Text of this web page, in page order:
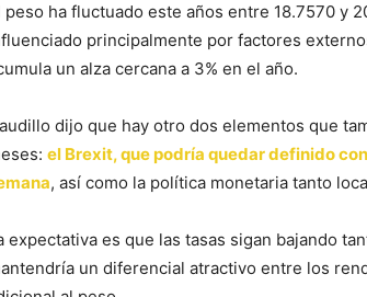
peso ha fluctuado este años entre 18.7570 y
principalmente por factores
un alza cercana a 3% en el año.
dijo que hay otro dos elementos que
el Brexit, que podría quedar definido
, así como la política monetaria tanto
expectativa es que las tasas sigan bajando
un diferencial atractivo entre los